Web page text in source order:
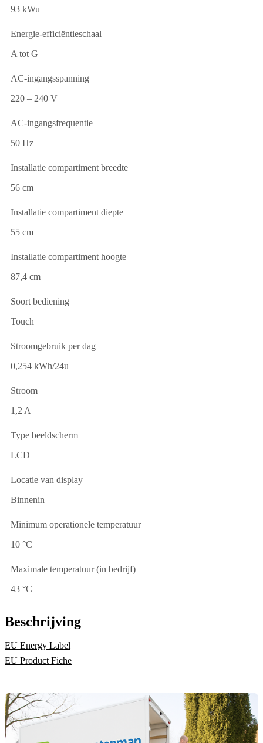
93 kWu
Energie-efficiëntieschaal
A tot G
AC-ingangsspanning
220 – 240 V
AC-ingangsfrequentie
50 Hz
Installatie compartiment breedte
56 cm
Installatie compartiment diepte
55 cm
Installatie compartiment hoogte
87,4 cm
Soort bediening
Touch
Stroomgebruik per dag
0,254 kWh/24u
Stroom
1,2 A
Type beeldscherm
LCD
Locatie van display
Binnenin
Minimum operationele temperatuur
10 °C
Maximale temperatuur (in bedrijf)
43 °C
Beschrijving
EU Energy Label
EU Product Fiche